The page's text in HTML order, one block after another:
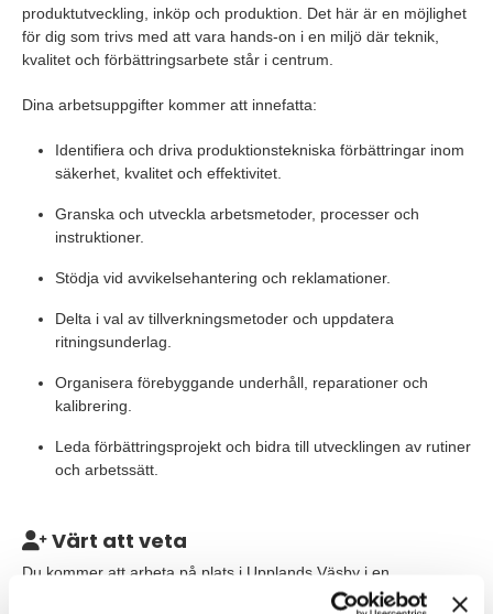
produktutveckling, inköp och produktion. Det här är en möjlighet
för dig som trivs med att vara hands-on i en miljö där teknik,
kvalitet och förbättringsarbete står i centrum.
Dina arbetsuppgifter kommer att innefatta:
Identifiera och driva produktionstekniska förbättringar inom
säkerhet, kvalitet och effektivitet.
Granska och utveckla arbetsmetoder, processer och
instruktioner.
Stödja vid avvikelsehantering och reklamationer.
Delta i val av tillverkningsmetoder och uppdatera
ritningsunderlag.
Organisera förebyggande underhåll, reparationer och
kalibrering.
Leda förbättringsprojekt och bidra till utvecklingen av rutiner
och arbetssätt.
Värt att veta
Du kommer att arbeta på plats i Upplands Väsby i en
verksamhet där majoriteten av tillverkningen sker internt och där